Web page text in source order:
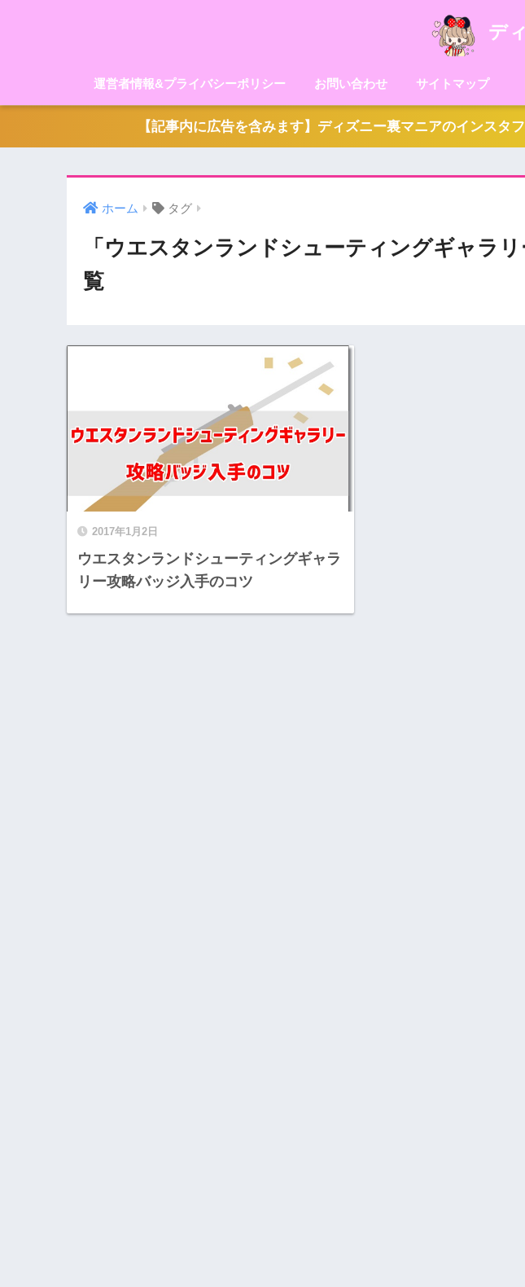
デ
運営者情報&プライバシーポリシー お問い合わせ サイトマップ
【記事内に広告を含みます】ディズニー裏マニアのインス
ホーム タグ
「ウエスタンランドシューティングギャラ
覧
2017年1月2日
ウエスタンランドシューティングギャラ
リー攻略バッジ入手のコツ